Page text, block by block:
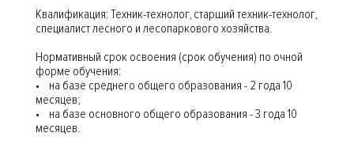
Квалификация: Техник-технолог, старший техник-технолог,
специалист лесного и лесопаркового хозяйства.
Нормативный срок освоения (срок обучения) по очной
форме обучения:
• на базе среднего общего образования - 2 года 10
месяцев;
• на базе основного общего образования - 3 года 10
месяцев.